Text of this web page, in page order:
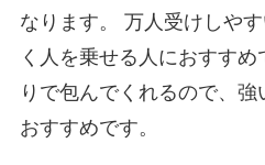
なります。 万人受けしや
く人を乗せる人におすす
りで包んでくれるので、
おすすめです。